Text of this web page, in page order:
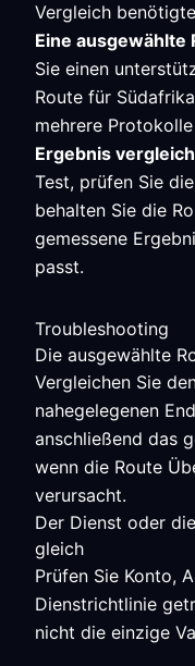
Vergleich
Eine ausgewählte
Sie einen
Route für
mehrere
Ergebnis
Test, prüfen Sie
behalten Sie die
gemessene
passt.
Troubleshooting
Die ausgewählte
Vergleichen Sie
nahegelegenen
anschließend das
wenn die Route
verursacht.
Der Dienst oder
gleich
Prüfen Sie Konto,
Dienstrichtlinie
nicht die einzige